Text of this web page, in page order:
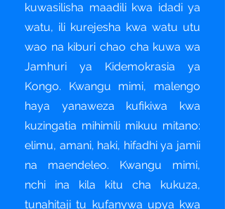
kuwasilisha maadili kwa idadi ya
watu, ili kurejesha kwa watu utu
wao na kiburi chao cha kuwa wa
Jamhuri ya Kidemokrasia ya
Kongo. Kwangu mimi, malengo
haya yanaweza kufikiwa kwa
kuzingatia mihimili mikuu mitano:
elimu, amani, haki, hifadhi ya jamii
na maendeleo. Kwangu mimi,
nchi ina kila kitu cha kukuza,
tunahitaji tu kufanywa upya kwa